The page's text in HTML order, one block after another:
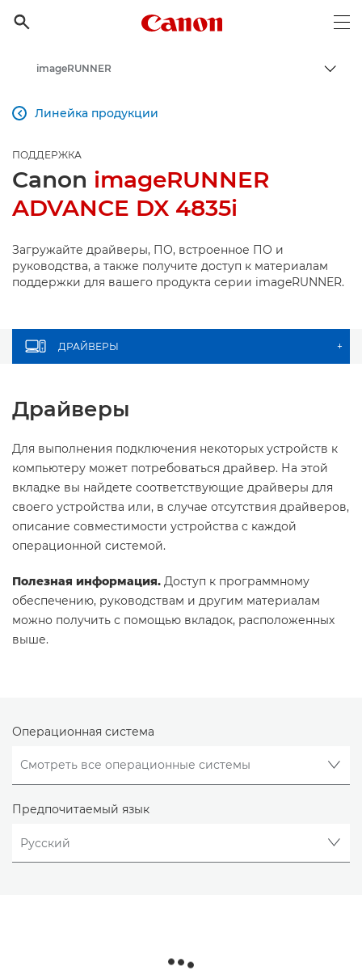

Canon Logo, back to
imageRUNNER
Линейка продукции

ПОДДЕРЖКА
Canon imageRUNNER
ADVANCE DX 4835i
Загружайте драйверы, ПО, встроенное ПО и
руководства, а также получите доступ к материалам
поддержки для вашего продукта серии imageRUNNER.
ДРАЙВЕРЫ +
Драйверы
Для выполнения подключения некоторых устройств к
компьютеру может потребоваться драйвер. На этой
вкладке вы найдете соответствующие драйверы для
своего устройства или, в случае отсутствия драйверов,
описание совместимости устройства с каждой
операционной системой.
Полезная информация. Доступ к программному
обеспечению, руководствам и другим материалам
можно получить с помощью вкладок, расположенных
выше.
Операционная система
Предпочитаемый язык